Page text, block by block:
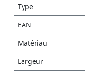
Type
EAN
Matériau
Largeur